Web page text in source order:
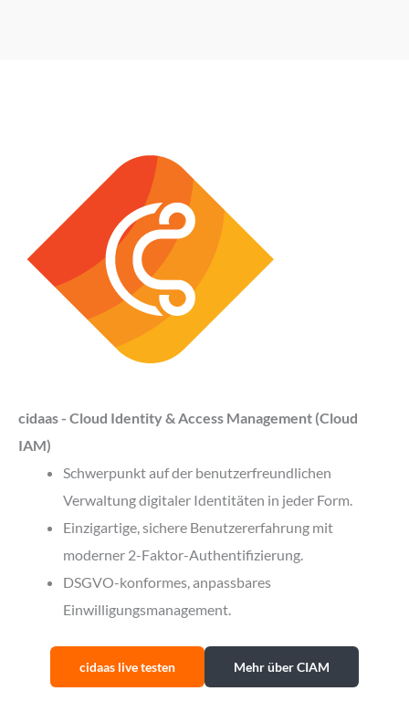
cidaas - Cloud Identity & Access Management (Cloud
IAM)
Schwerpunkt auf der benutzerfreundlichen
Verwaltung digitaler Identitäten in jeder Form.
Einzigartige, sichere Benutzererfahrung mit
moderner 2-Faktor-Authentifizierung.
DSGVO-konformes, anpassbares
Einwilligungsmanagement.
cidaas live testen Mehr über CIAM